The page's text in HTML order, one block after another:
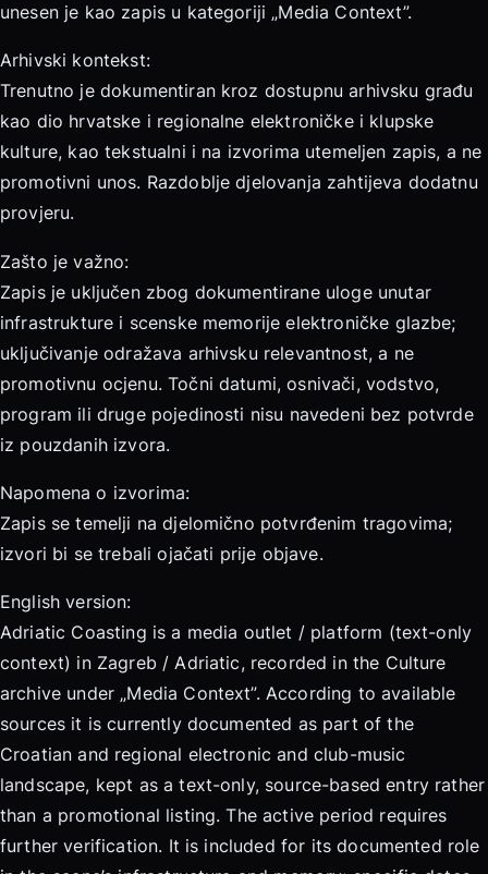
unesen je kao zapis u kategoriji „Media Context”.
Arhivski kontekst:
Trenutno je dokumentiran kroz dostupnu arhivsku građu
kao dio hrvatske i regionalne elektroničke i klupske
kulture, kao tekstualni i na izvorima utemeljen zapis, a ne
promotivni unos. Razdoblje djelovanja zahtijeva dodatnu
provjeru.
Zašto je važno:
Zapis je uključen zbog dokumentirane uloge unutar
infrastrukture i scenske memorije elektroničke glazbe;
uključivanje odražava arhivsku relevantnost, a ne
promotivnu ocjenu. Točni datumi, osnivači, vodstvo,
program ili druge pojedinosti nisu navedeni bez potvrde
iz pouzdanih izvora.
Napomena o izvorima:
Zapis se temelji na djelomično potvrđenim tragovima;
izvori bi se trebali ojačati prije objave.
English version:
Adriatic Coasting is a media outlet / platform (text-only
context) in Zagreb / Adriatic, recorded in the Culture
archive under „Media Context”. According to available
sources it is currently documented as part of the
Croatian and regional electronic and club-music
landscape, kept as a text-only, source-based entry rather
than a promotional listing. The active period requires
further verification. It is included for its documented role